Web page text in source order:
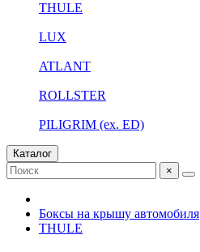
THULE
LUX
ATLANT
ROLLSTER
PILIGRIM (ex. ED)
Каталог
×
Боксы на крышу автомобиля
THULE